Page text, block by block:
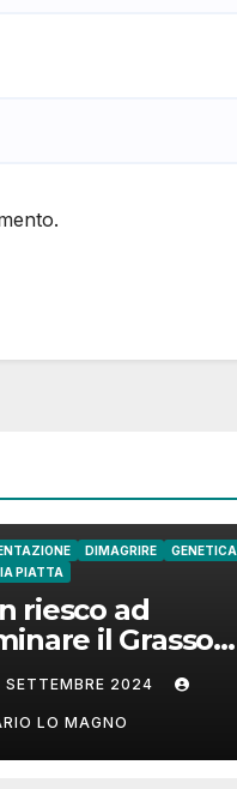
DIMAGRIRE
GENETICA
PIATTA
riesco ad
il Grasso
e
cause e
SETTEMBRE 2024
LO MAGNO